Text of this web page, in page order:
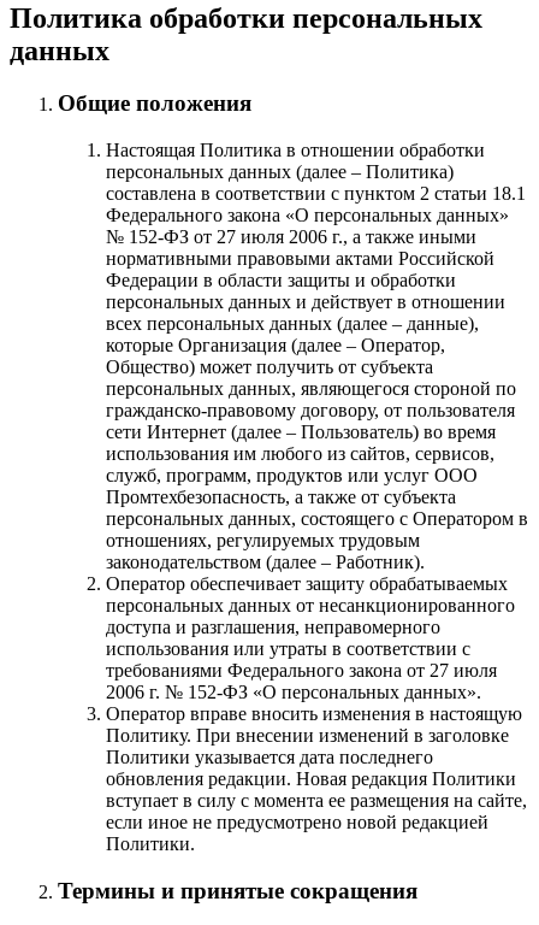
Политика обработки персональных
данных
Общие положения
Настоящая Политика в отношении обработки
персональных данных (далее – Политика)
составлена в соответствии с пунктом 2 статьи 18.1
Федерального закона «О персональных данных»
№ 152-ФЗ от 27 июля 2006 г., а также иными
нормативными правовыми актами Российской
Федерации в области защиты и обработки
персональных данных и действует в отношении
всех персональных данных (далее – данные),
которые Организация (далее – Оператор,
Общество) может получить от субъекта
персональных данных, являющегося стороной по
гражданско-правовому договору, от пользователя
сети Интернет (далее – Пользователь) во время
использования им любого из сайтов, сервисов,
служб, программ, продуктов или услуг ООО
Промтехбезопасность, а также от субъекта
персональных данных, состоящего с Оператором в
отношениях, регулируемых трудовым
законодательством (далее – Работник).
Оператор обеспечивает защиту обрабатываемых
персональных данных от несанкционированного
доступа и разглашения, неправомерного
использования или утраты в соответствии с
требованиями Федерального закона от 27 июля
2006 г. № 152-ФЗ «О персональных данных».
Оператор вправе вносить изменения в настоящую
Политику. При внесении изменений в заголовке
Политики указывается дата последнего
обновления редакции. Новая редакция Политики
вступает в силу с момента ее размещения на сайте,
если иное не предусмотрено новой редакцией
Политики.
Термины и принятые сокращения